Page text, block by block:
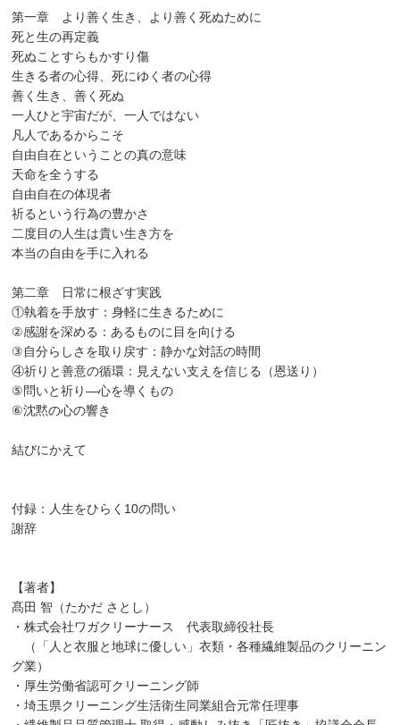
第一章 より善く生き、より善く死ぬために
死と生の再定義
死ぬことすらもかすり傷
生きる者の心得、死にゆく者の心得
善く生き、善く死ぬ
一人ひと宇宙だが、一人ではない
凡人であるからこそ
自由自在ということの真の意味
天命を全うする
自由自在の体現者
祈るという行為の豊かさ
二度目の人生は貴い生き方を
本当の自由を手に入れる
第二章 日常に根ざす実践
①執着を手放す：身軽に生きるために
②感謝を深める：あるものに目を向ける
③自分らしさを取り戻す：静かな対話の時間
④祈りと善意の循環：見えない支えを信じる（恩送り）
⑤問いと祈り―心を導くもの
⑥沈黙の心の響き
結びにかえて
付録：人生をひらく10の問い
謝辞
【著者】
髙田 智（たかだ さとし）
・株式会社ワガクリーナース 代表取締役社長
（「人と衣服と地球に優しい」衣類・各種繊維製品のクリーニン
グ業）
・厚生労働省認可クリーニング師
・埼玉県クリーニング生活衛生同業組合元常任理事